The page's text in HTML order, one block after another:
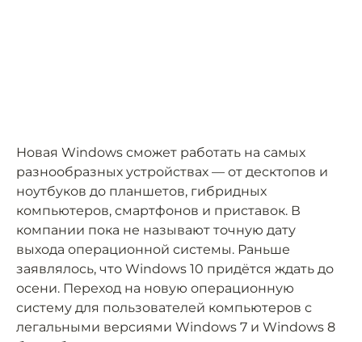
Новая Windows сможет работать на самых
разнообразных устройствах — от десктопов и
ноутбуков до планшетов, гибридных
компьютеров, смартфонов и приставок. В
компании пока не называют точную дату
выхода операционной системы. Раньше
заявлялось, что Windows 10 придётся ждать до
осени. Переход на новую операционную
систему для пользователей компьютеров с
легальными версиями Windows 7 и Windows 8